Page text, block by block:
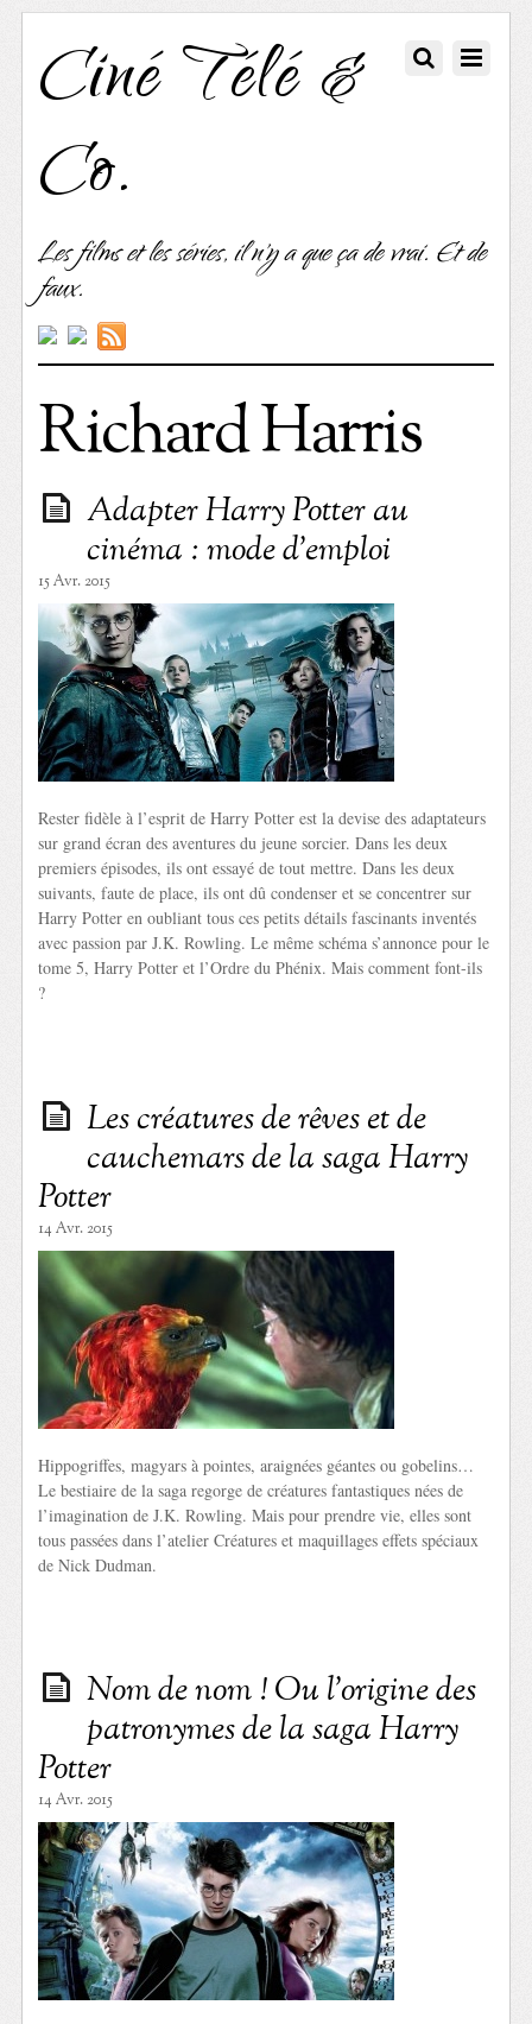
Ciné Télé &
Co.
Les films et les séries, il n'y a que ça de vrai. Et de
faux.
Richard Harris
Adapter Harry Potter au
cinéma : mode d’emploi
15 Avr. 2015
Rester fidèle à l’esprit de Harry Potter est la devise des adaptateurs
sur grand écran des aventures du jeune sorcier. Dans les deux
premiers épisodes, ils ont essayé de tout mettre. Dans les deux
suivants, faute de place, ils ont dû condenser et se concentrer sur
Harry Potter en oubliant tous ces petits détails fascinants inventés
avec passion par J.K. Rowling. Le même schéma s’annonce pour le
tome 5, Harry Potter et l’Ordre du Phénix. Mais comment font-ils
?
Les créatures de rêves et de
cauchemars de la saga Harry
Potter
14 Avr. 2015
Hippogriffes, magyars à pointes, araignées géantes ou gobelins…
Le bestiaire de la saga regorge de créatures fantastiques nées de
l’imagination de J.K. Rowling. Mais pour prendre vie, elles sont
tous passées dans l’atelier Créatures et maquillages effets spéciaux
de Nick Dudman.
Nom de nom ! Ou l’origine des
patronymes de la saga Harry
Potter
14 Avr. 2015